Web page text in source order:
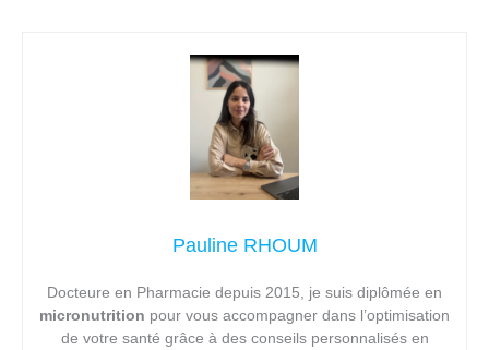
Pauline RHOUM
Docteure en Pharmacie depuis 2015, je suis diplômée en
micronutrition pour vous accompagner dans l’optimisation
de votre santé grâce à des conseils personnalisés en